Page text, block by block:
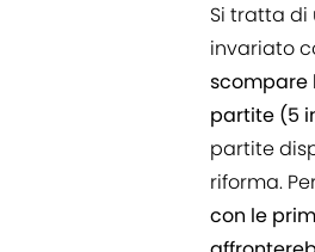
Si tratta di
invariato
scompare
partite (5
partite
riforma.
con le